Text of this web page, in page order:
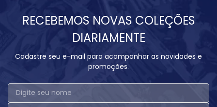
RECEBEMOS NOVAS COLEÇÕES
DIARIAMENTE
Cadastre seu e-mail para acompanhar as novidades e
promoções.